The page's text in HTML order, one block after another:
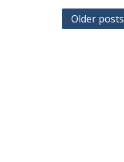
Posts
Older posts